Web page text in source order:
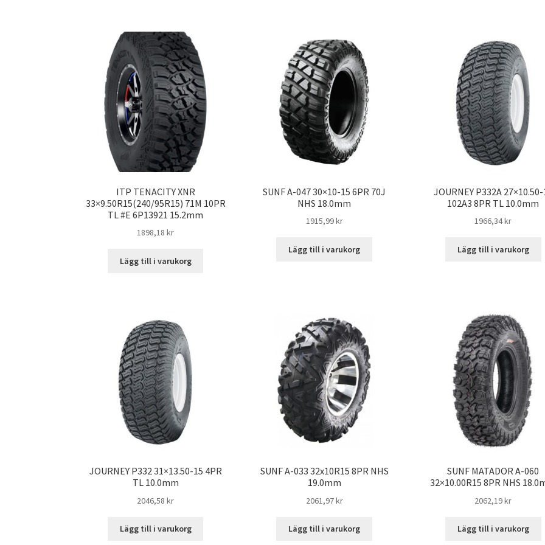
ITP TENACITY XNR
33×9.50R15(240/95R15) 71M 10PR
TL #E 6P13921 15.2mm
1898,18 kr
Lägg till i varukorg
SUNF A-047 30×10-15 6PR 70J
NHS 18.0mm
1915,99 kr
Lägg till i varukorg
JOURNEY P332A
102A3 8PR TL 10.0mm
1966,34 kr
Lägg till i varukorg
JOURNEY P332 31×13.50-15 4PR
TL 10.0mm
2046,58 kr
Lägg till i varukorg
SUNF A-033 32x10R15 8PR NHS
19.0mm
2061,97 kr
Lägg till i varukorg
SUNF MATADOR A-060
32×10.00R15 8PR NHS
2062,19 kr
Lägg till i varukorg